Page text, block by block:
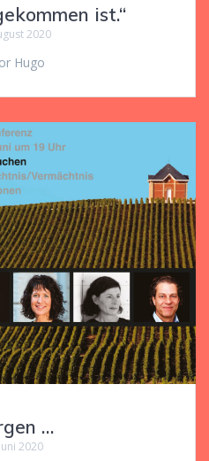
ist.“
2020
Hugo
…
2020